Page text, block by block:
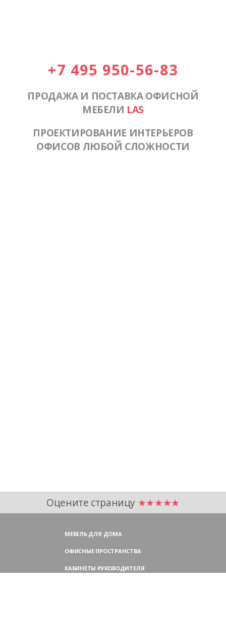
+7 495 950-56-83
ПРОДАЖА И ПОСТАВКА ОФИСНОЙ
МЕБЕЛИ LAS
ПРОЕКТИРОВАНИЕ ИНТЕРЬЕРОВ
ОФИСОВ ЛЮБОЙ СЛОЖНОСТИ
Оцените страницу ★★★★★
МЕБЕЛЬ ДЛЯ ДОМА
ОФИСНЫЕ ПРОСТРАНСТВА
КАБИНЕТЫ РУКОВОДИТЕЛЯ